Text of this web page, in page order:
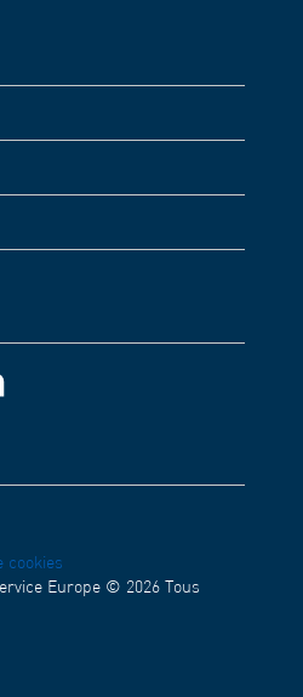
cookies
Europe © 2026 Tous